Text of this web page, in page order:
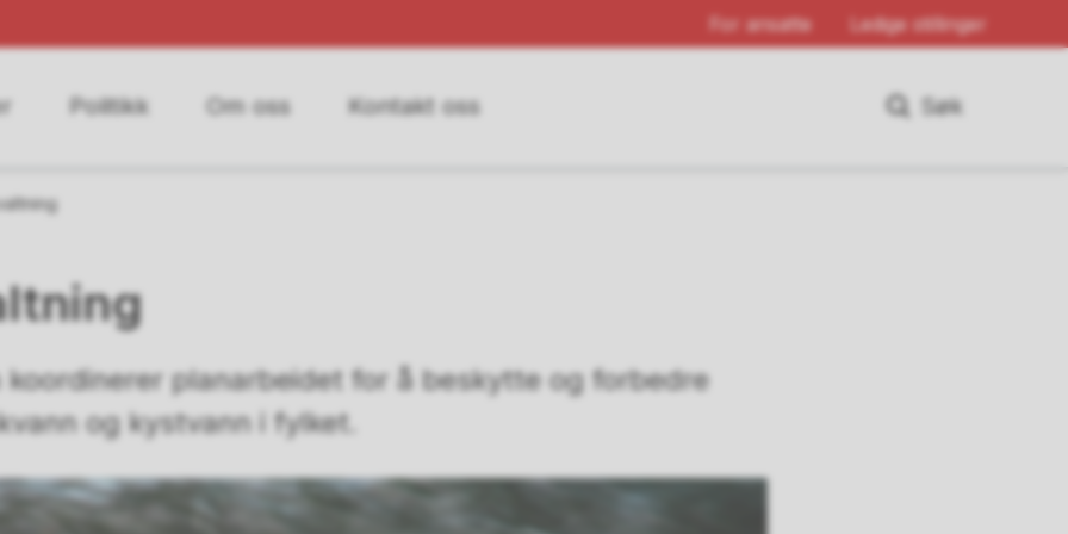
For ansatte Ledige stillinger
Politikk Om oss Kontakt oss Søk
koordinerer planarbeidet for å beskytte og forbedre
og kystvann i fylket.